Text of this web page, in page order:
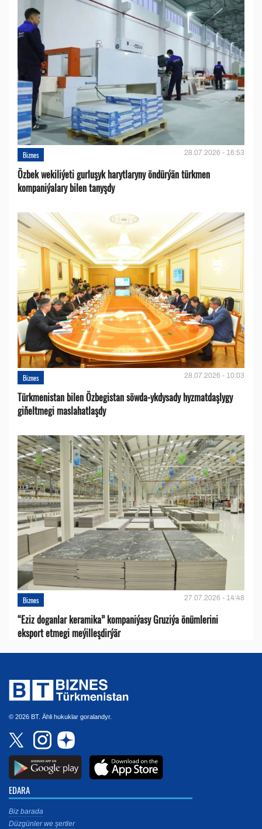
Biznes 28.07.2026 - 16:53
Özbek wekiliýeti gurluşyk harytlaryny öndürýän türkmen
kompaniýalary bilen tanyşdy
Biznes 28.07.2026 - 10:03
Türkmenistan bilen Özbegistan söwda-ykdysady hyzmatdaşlygy
giňeltmegi maslahatlaşdy
Biznes 27.07.2026 - 14:48
“Eziz doganlar keramika” kompaniýasy Gruziýa önümlerini
eksport etmegi meýilleşdirýär
© 2026 BT. Ähli hukuklar goralandyr.
EDARA
Biz barada
Düzgünler we şertler